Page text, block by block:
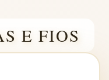
E FIOS